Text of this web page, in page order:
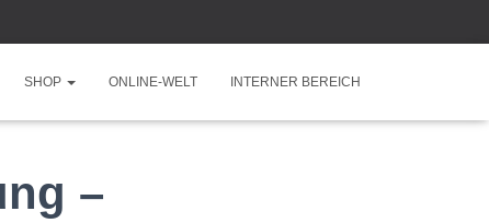
SHOP ONLINE-WELT INTERNER BEREICH
–